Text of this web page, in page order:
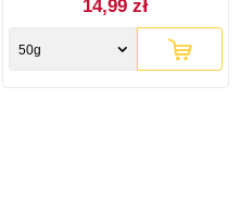
14,99 zł
50g